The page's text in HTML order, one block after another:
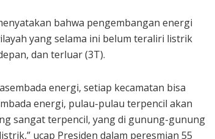
bahwa pengembangan energi
yang selama ini belum teraliri listrik
dan terluar (3T).
energi, setiap kecamatan bisa
energi, pulau-pulau terpencil akan
sangat terpencil, yang di gunung-gunung
ucap Presiden dalam peresmian 55